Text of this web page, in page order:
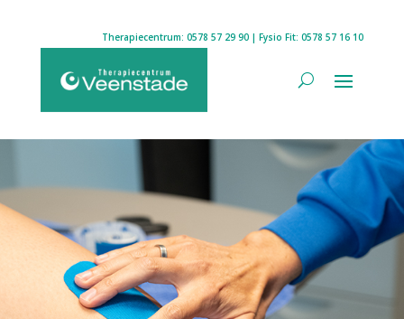
Therapiecentrum:0578 57 29 90 | Fysio Fit:0578 57 16 10